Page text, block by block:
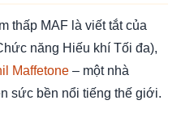
thấp MAF là viết tắt của
năng Hiếu khí Tối đa),
Maffetone – một nhà
sức bền nổi tiếng thế giới.